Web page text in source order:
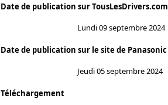
Date de publication sur TousLesDrivers.com
Lundi 09 septembre 2024
Date de publication sur le site de Panasonic
Jeudi 05 septembre 2024
Téléchargement